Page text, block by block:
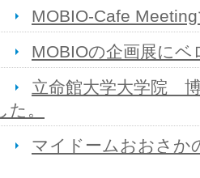
MOBIO-Cafe
MOBIOの企画展に
立命館大学大学院
。
マイドームおおさか